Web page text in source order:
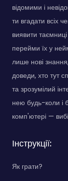
відомими і
ти вгадати всіх
виявити
перейми їх у
лише нові
доведи, хто тут
та зрозумілий
нею будь-коли і
комп'ютері —
Інструкції:
Як грати?